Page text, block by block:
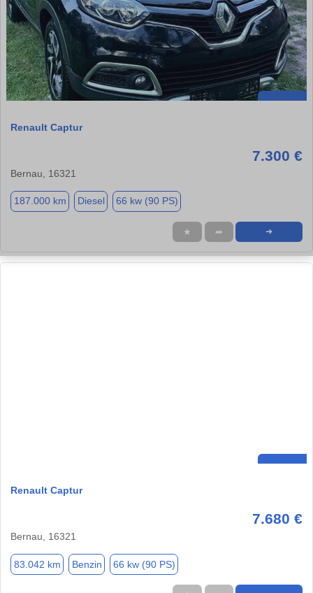
Renault Captur
7.300 €
Bernau, 16321
187.000 km Diesel 66 kw (90 PS)
★ ➦ ➜
Renault Captur
7.680 €
Bernau, 16321
83.042 km Benzin 66 kw (90 PS)